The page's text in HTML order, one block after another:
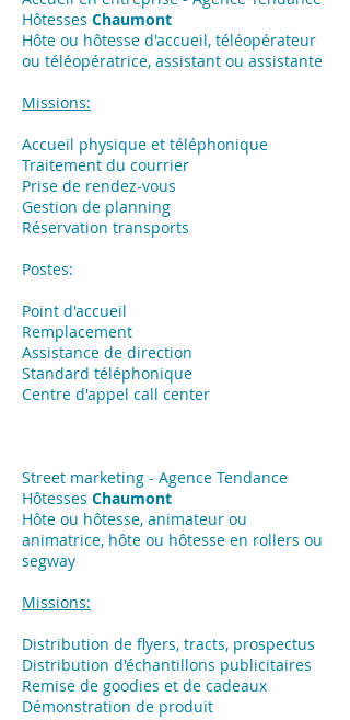
Hôtesses Chaumont
Hôte ou hôtesse d'accueil, téléopérateur
ou téléopératrice, assistant ou assistante
Missions:
Accueil physique et téléphonique
Traitement du courrier
Prise de rendez-vous
Gestion de planning
Réservation transports
Postes:
Point d'accueil
Remplacement
Assistance de direction
Standard téléphonique
Centre d'appel call center
Street marketing - Agence Tendance
Hôtesses Chaumont
Hôte ou hôtesse, animateur ou
animatrice, hôte ou hôtesse en rollers ou
segway
Missions:
​Distribution de flyers, tracts, prospectus
Distribution d'échantillons publicitaires
Remise de goodies et de cadeaux
Démonstration de produit